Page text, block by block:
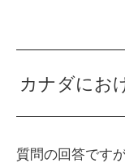
カナダにお
質問の回答です